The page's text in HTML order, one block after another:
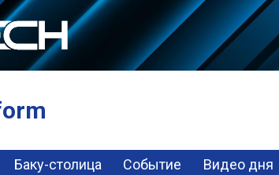
Баку-столица Событие Видео дня